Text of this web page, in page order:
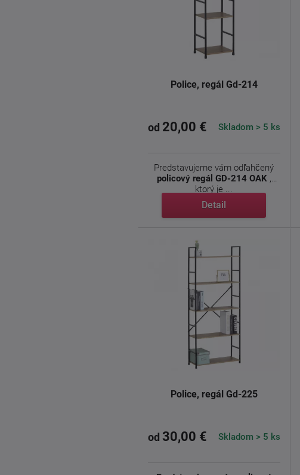
Police, regál Gd-214
od 20,00 € Skladom > 5 ks
Predstavujeme vám odľahčený
policový regál GD-214 OAK,
ktorý je ...
Detail
Police, regál Gd-225
od 30,00 € Skladom > 5 ks